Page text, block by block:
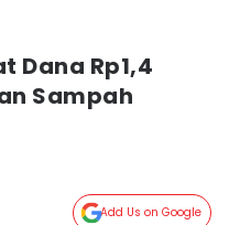
Dana Rp1,4
Sampah
Add Us on Google